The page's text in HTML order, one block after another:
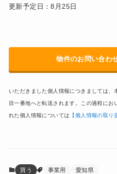
更新予定日：8月25日
物件のお問い合わ
いただきました個人情報につきましては
目一番地へと転送されます。この過程にお
れた個人情報については 【個人情報の取り
買う 事業用 愛知県